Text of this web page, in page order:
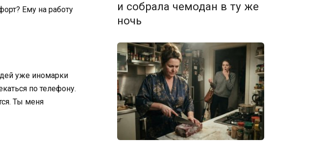
Ему на работу
уже иномарки
по телефону.
Ты меня
и собрала чемодан в ту же
ночь